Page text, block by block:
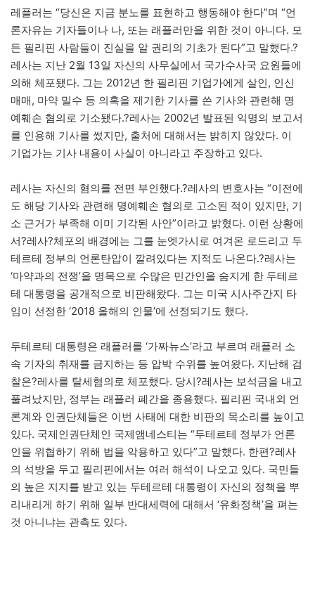
레플러는 “당신은 지금 분노를 표현하고 행동해야 한다”며 “언
론자유는 기자들이나 나, 또는 래플러만을 위한 것이 아니다. 모
든 필리핀 사람들이 진실을 알 권리의 기초가 된다”고 말했다.?
레사는 지난 2월 13일 자신의 사무실에서 국가수사국 요원들에
의해 체포됐다. 그는 2012년 한 필리핀 기업가에게 살인, 인신
매매, 마약 밀수 등 의혹을 제기한 기사를 쓴 기사와 관련해 명
예훼손 혐의로 기소됐다.?레사는 2002년 발표된 익명의 보고서
를 인용해 기사를 썼지만, 출처에 대해서는 밝히지 않았다. 이
기업가는 기사 내용이 사실이 아니라고 주장하고 있다.
레사는 자신의 혐의를 전면 부인했다.?레사의 변호사는 “이전에
도 해당 기사와 관련해 명예훼손 혐의로 고소된 적이 있지만, 기
소 근거가 부족해 이미 기각된 사안”이라고 밝혔다. 이런 상황에
서?레사?체포의 배경에는 그를 눈엣가시로 여겨온 로드리고 두
테르테 정부의 언론탄압이 깔려있다는 지적도 나온다.?레사는
‘마약과의 전쟁’을 명목으로 수많은 민간인을 숨지게 한 두테르
테 대통령을 공개적으로 비판해왔다. 그는 미국 시사주간지 타
임이 선정한 ‘2018 올해의 인물’에 선정되기도 했다.
두테르테 대통령은 래플러를 ‘가짜뉴스’라고 부르며 래플러 소
속 기자의 취재를 금지하는 등 압박 수위를 높여왔다. 지난해 검
찰은?레사를 탈세혐의로 체포했다. 당시?레사는 보석금을 내고
풀려났지만, 정부는 래플러 폐간을 종용했다. 필리핀 국내외 언
론계와 인권단체들은 이번 사태에 대한 비판의 목소리를 높이고
있다. 국제인권단체인 국제앰네스티는 “두테르테 정부가 언론
인을 위협하기 위해 법을 악용하고 있다”고 말했다. 한편?레사
의 석방을 두고 필리핀에서는 여러 해석이 나오고 있다. 국민들
의 높은 지지를 받고 있는 두테르테 대통령이 자신의 정책을 뿌
리내리게 하기 위해 일부 반대세력에 대해서 ‘유화정책’을 펴는
것 아니냐는 관측도 있다.